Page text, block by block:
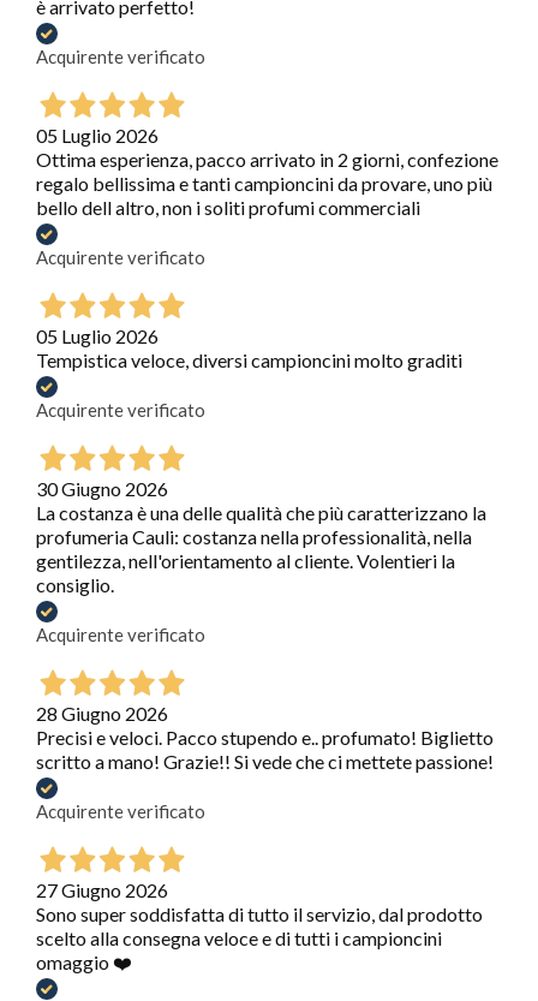
è arrivato perfetto!
Acquirente verificato
05 Luglio 2026
Ottima esperienza, pacco arrivato in 2 giorni, confezione
regalo bellissima e tanti campioncini da provare, uno più
bello dell altro, non i soliti profumi commerciali
Acquirente verificato
05 Luglio 2026
Tempistica veloce, diversi campioncini molto graditi
Acquirente verificato
30 Giugno 2026
La costanza è una delle qualità che più caratterizzano la
profumeria Cauli: costanza nella professionalità, nella
gentilezza, nell'orientamento al cliente. Volentieri la
consiglio.
Acquirente verificato
28 Giugno 2026
Precisi e veloci. Pacco stupendo e.. profumato! Biglietto
scritto a mano! Grazie!! Si vede che ci mettete passione!
Acquirente verificato
27 Giugno 2026
Sono super soddisfatta di tutto il servizio, dal prodotto
scelto alla consegna veloce e di tutti i campioncini
omaggio ❤️